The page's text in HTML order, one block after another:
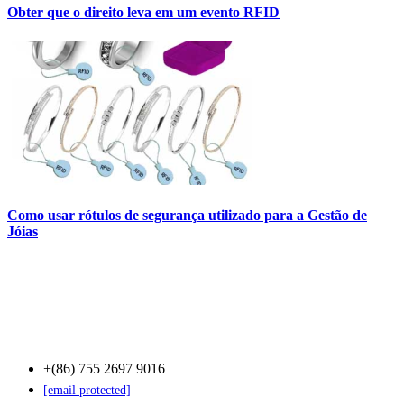
Obter que o direito leva em um evento RFID
Como usar rótulos de segurança utilizado para a Gestão de
Jóias
+(86) 755 2697 9016
[email protected]